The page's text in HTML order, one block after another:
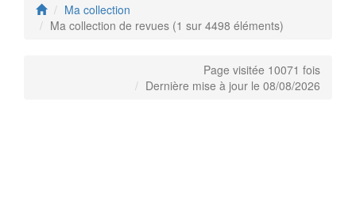
Ma collection
Ma collection de revues (1 sur 4498 éléments)
Page visitée 10071 fois
Dernière mise à jour le 08/08/2026